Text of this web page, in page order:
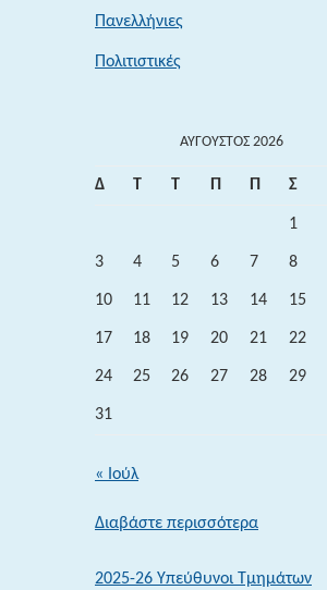
Πανελλήνιες
Πολιτιστικές
ΑΎΓΟΥΣΤΟΣ 2026
Δ Τ Τ Π Π Σ
1
3 4 5 6 7 8
10 11 12 13 14 15
17 18 19 20 21 22
24 25 26 27 28 29
31
« Ιούλ
Διαβάστε περισσότερα
Ημέρα
2025-26 Υπεύθυνοι Τμημάτων